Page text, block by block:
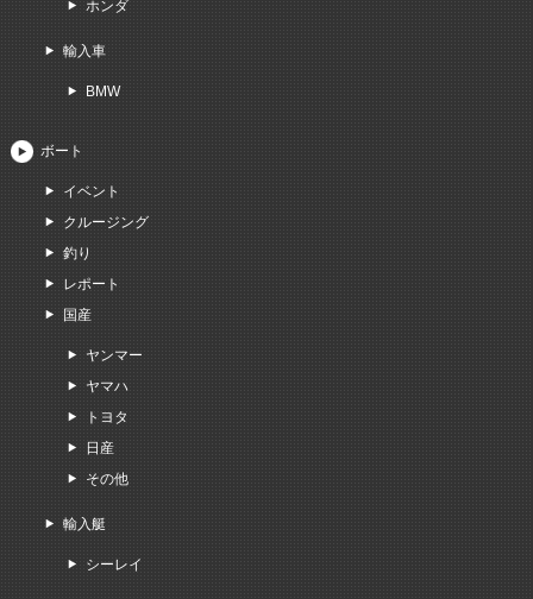
ホンダ
輸入車
BMW
ボート
イベント
クルージング
釣り
レポート
国産
ヤンマー
ヤマハ
トヨタ
日産
その他
輸入艇
シーレイ